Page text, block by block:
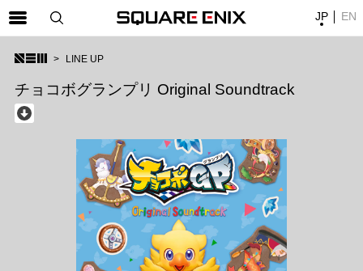
SQUARE ENIX 公式サイトメニュー
ゲーム
マガジン＆ブックス
ミュージック
JP EN
LINE UP
チョコボグランプリ Original Soundtrack